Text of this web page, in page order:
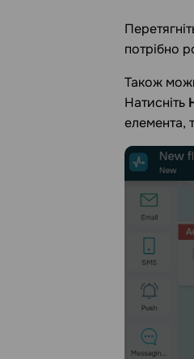
потрібно
Також
Натисніть
елемента,